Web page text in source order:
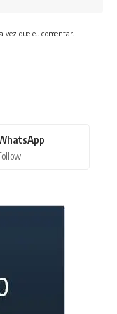
vez que eu comentar.